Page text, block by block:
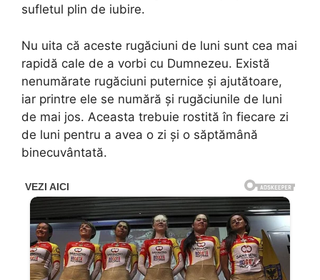
sufletul plin de iubire.
Nu uita că aceste rugăciuni de luni sunt cea mai
rapidă cale de a vorbi cu Dumnezeu. Există
nenumărate rugăciuni puternice și ajutătoare,
iar printre ele se numără și rugăciunile de luni
de mai jos. Aceasta trebuie rostită în fiecare zi
de luni pentru a avea o zi și o săptămână
binecuvântată.